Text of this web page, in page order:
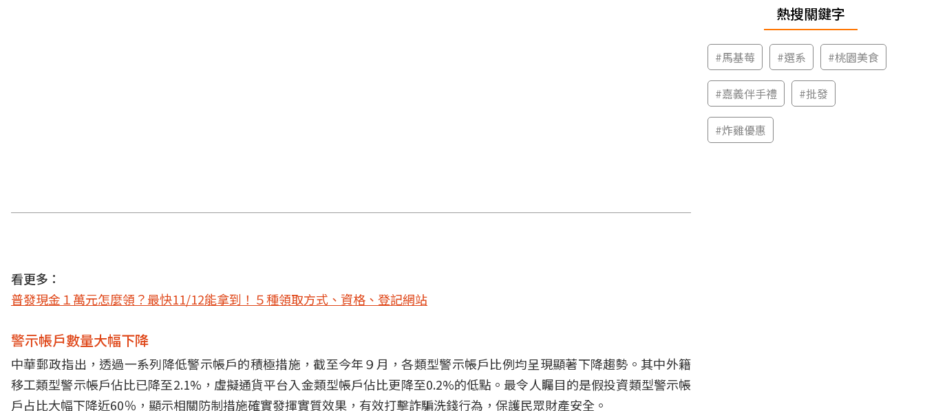
看更多：
普發現金１萬元怎麼領？最快11/12能拿到！５種領取方式、資格、登記網站
警示帳戶數量大幅下降
中華郵政指出，透過一系列降低警示帳戶的積極措施，截至今年９月，各類型警示帳戶比例均呈現顯著下降趨勢。其中外籍
移工類型警示帳戶佔比已降至2.1%，虛擬通貨平台入金類型帳戶佔比更降至0.2%的低點。最令人矚目的是假投資類型警示帳
戶占比大幅下降近60％，顯示相關防制措施確實發揮實質效果，有效打擊詐騙洗錢行為，保護民眾財產安全。
熱搜關鍵字
#馬基莓 #選系 #桃園美食
#嘉義伴手禮 #批發
#炸雞優惠